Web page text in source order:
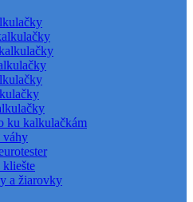
ku kalkulačkám
váhy
a žiarovky